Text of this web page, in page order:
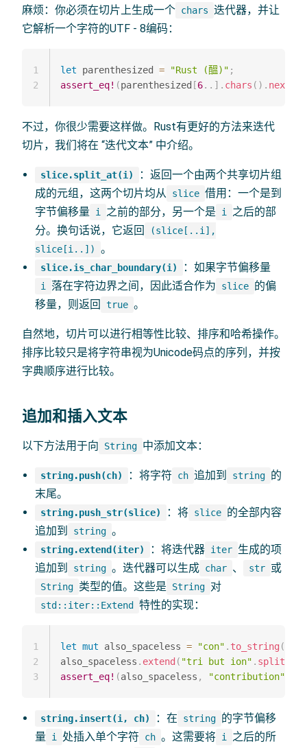
麻烦：你必须在切片上生成一个 chars 迭代器，并让
它解析一个字符的UTF - 8编码：
let parenthesized = "Rust (醞)" ;
assert_eq! (parenthesized [6.. ] . chars ( ) . next
1
2
不过，你很少需要这样做。Rust有更好的方法来迭代
切片，我们将在 “迭代文本” 中介绍。
slice.split_at(i)
：返回一个由两个共享切片组
成的元组，这两个切片均从
slice 借用：一个是到
字节偏移量 i 之前的部分，另一个是 i 之后的部
分。换句话说，它返回
(slice[..i],
slice[i..])
。
slice.is_char_boundary(i) ：如果字节偏移量
i 落在字符边界之间，因此适合作为 slice 的偏
移量，则返回
true 。
自然地，切片可以进行相等性比较、排序和哈希操作。
排序比较只是将字符串视为Unicode码点的序列，并按
字典顺序进行比较。
追加和插入文本
以下方法用于向 String 中添加文本：
string.push(ch) ：将字符 ch 追加到 string 的
末尾。
string.push_str(slice) ：将 slice 的全部内容
追加到
string 。
string.extend(iter) ：将迭代器 iter 生成的项
追加到
string 。迭代器可以生成 char 、 str 或
String 类型的值。这些是 String 对
std::iter::Extend 特性的实现：
let mut also_spaceless = "con" . to_string (
also_spaceless . extend ( "tri but ion" .
assert_eq! (also_spaceless , "contribution"
1
2
3
string.insert(i, ch) ：在 string 的字节偏移
量 i 处插入单个字符 ch 。这需要将 i 之后的所